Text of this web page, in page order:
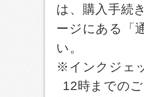
は、購入手続
ージにある「
い。
※インクジェ
12時までの